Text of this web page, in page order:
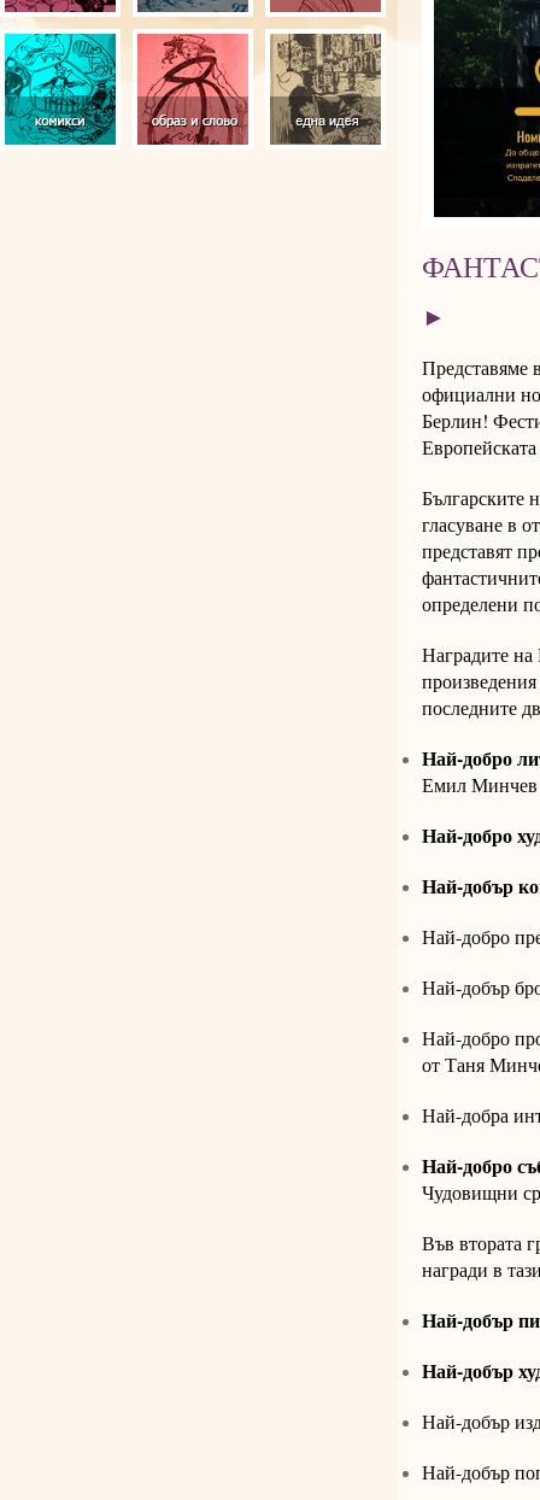
►
Представяме
официални
Берлин!
Българските
гласуване в
представят
определени
Наградите на
последните
Най-добро
Емил Минчев
Най-добро
Най-добър
Най-добро
Най-добър
Най-добро
от Таня
Най-добра
Най-добро
Чудовищни
Във втората
награди в
Най-добър
Най-добър
Най-добър
Най-добър